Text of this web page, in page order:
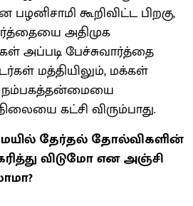
கூறிவிட்ட பிறகு,
அதிமுக
அப்படி பேச்சுவார்த்தை
மத்தியிலும், மக்கள்
நம்பகத்தன்மையை
கட்சி விரும்பாது.
தேர்தல் தோல்விகளின்
விடுமோ என அஞ்சி